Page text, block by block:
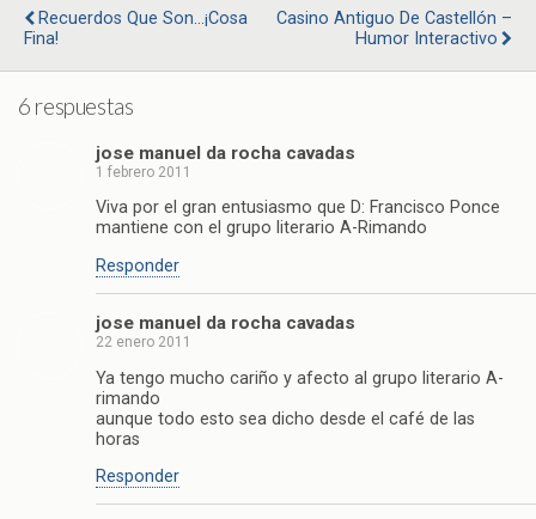
Recuerdos Que Son...¡Cosa
Fina!
Casino Antiguo De Castellón –
Humor Interactivo
6 respuestas
jose manuel da rocha cavadas
1 febrero 2011
Viva por el gran entusiasmo que D: Francisco Ponce
mantiene con el grupo literario A-Rimando
Responder
jose manuel da rocha cavadas
22 enero 2011
Ya tengo mucho cariño y afecto al grupo literario A-
rimando
aunque todo esto sea dicho desde el café de las
horas
Responder